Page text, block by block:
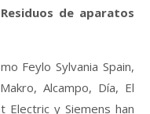
de aparatos
Feylo Sylvania Spain,
Alcampo, Día, El
Electric y Siemens han